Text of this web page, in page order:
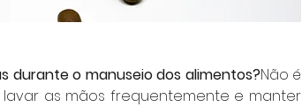
durante o manuseio dos alimentos?Não é
lavar as mãos frequentemente e manter